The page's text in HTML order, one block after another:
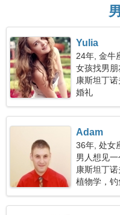
Yulia
24年, 金牛
女孩找男朋
康斯坦丁
婚礼
Adam
36年, 处女
男人想见
康斯坦丁
植物学，钓